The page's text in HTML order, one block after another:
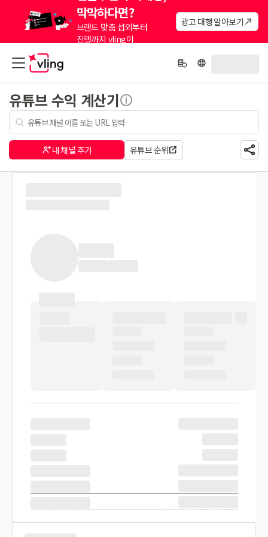
막막하다면?
브랜드 맞춤 섭외부터
진행까지 vling이
광고 대행 알아보기
유튜브 수익 계산기
내 채널 추가 유튜브 순위